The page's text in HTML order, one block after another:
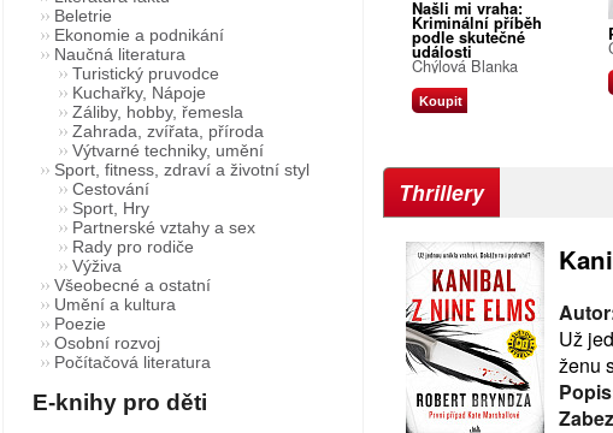
Našli mi vraha:
Kriminální příběh
podle skutečné
události
Chýlová Blanka
Koupit
Thrillery
Už
ženu
Beletrie
Ekonomie a podnikání
Naučná literatura
Turistický pruvodce
Kuchařky, Nápoje
Záliby, hobby, řemesla
Zahrada, zvířata, příroda
Výtvarné techniky, umění
Sport, fitness, zdraví a životní styl
Cestování
Sport, Hry
Partnerské vztahy a sex
Rady pro rodiče
Výživa
Všeobecné a ostatní
Umění a kultura
Poezie
Osobní rozvoj
Počítačová literatura
E-knihy pro děti